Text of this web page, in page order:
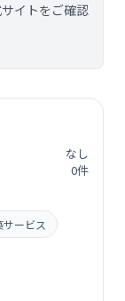
イトをご確認
なし
0件
ービス